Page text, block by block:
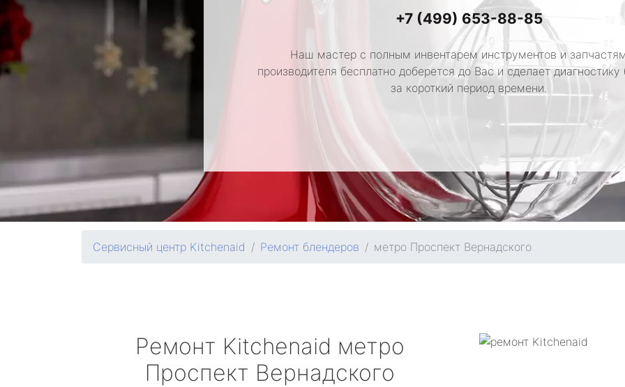
+7 (499) 653-88-85
Наш мастер с полным инвентарем инструментов и
производителя бесплатно доберется до Вас и сделает диагностику
за короткий период времени.
Сервисный центр Kitchenaid Ремонт блендеров метро Проспект Вернадского
Ремонт Kitchenaid метро
Проспект Вернадского